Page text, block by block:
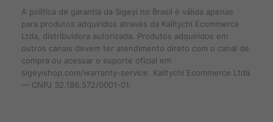
A política de garantia da Sigeyi no Brasil é válida apenas
para produtos adquiridos através da Kalitychi Ecommerce
Ltda, distribuidora autorizada. Produtos adquiridos em
outros canais devem ter atendimento direto com o canal de
compra ou acessar o suporte oficial em
sigeyishop.com/warranty-service . Kalitychi Ecommerce Ltda
— CNPJ 32.186.572/0001-01.